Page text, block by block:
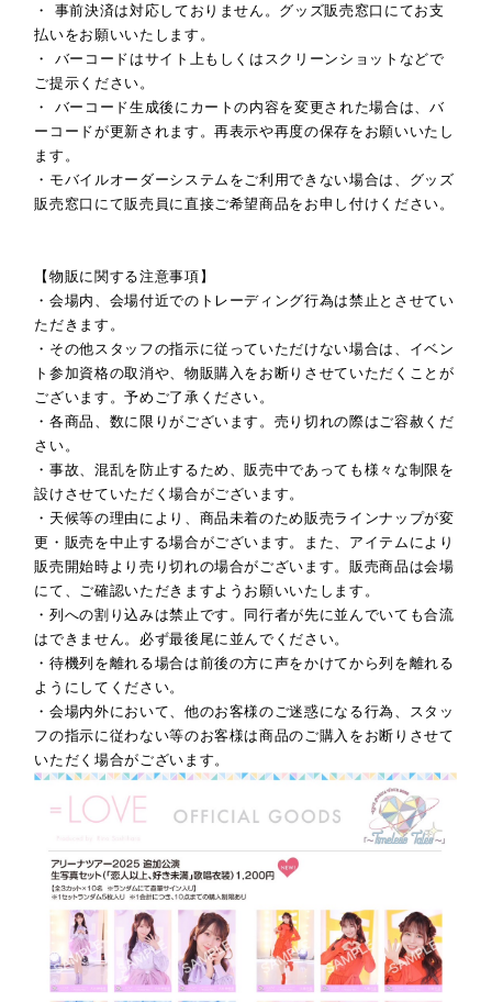
・ 事前決済は対応しておりません。グッズ販売窓口にてお支
払いをお願いいたします。
・ バーコードはサイト上もしくはスクリーンショットなどで
ご提示ください。
・ バーコード生成後にカートの内容を変更された場合は、バ
ーコードが更新されます。再表示や再度の保存をお願いいたし
ます。
・モバイルオーダーシステムをご利用できない場合は、グッズ
販売窓口にて販売員に直接ご希望商品をお申し付けください。
【物販に関する注意事項】
・会場内、会場付近でのトレーディング行為は禁止とさせてい
ただきます。
・その他スタッフの指示に従っていただけない場合は、イベン
ト参加資格の取消や、物販購入をお断りさせていただくことが
ございます。予めご了承ください。
・各商品、数に限りがございます。売り切れの際はご容赦くだ
さい。
・事故、混乱を防止するため、販売中であっても様々な制限を
設けさせていただく場合がございます。
・天候等の理由により、商品未着のため販売ラインナップが変
更・販売を中止する場合がございます。また、アイテムにより
販売開始時より売り切れの場合がございます。販売商品は会場
にて、ご確認いただきますようお願いいたします。
・列への割り込みは禁止です。同行者が先に並んでいても合流
はできません。必ず最後尾に並んでください。
・待機列を離れる場合は前後の方に声をかけてから列を離れる
ようにしてください。
・会場内外において、他のお客様のご迷惑になる行為、スタッ
フの指示に従わない等のお客様は商品のご購入をお断りさせて
いただく場合がございます。